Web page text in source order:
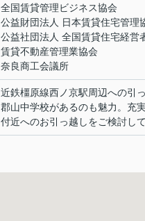
全国賃貸管理ビジネス協会
公益財団法人 日本賃貸住宅管
公益社団法人 全国賃貸住宅経
賃貸不動産管理業協会
奈良商工会議所
近鉄橿原線西ノ京駅周辺への引
郡山中学校があるのも魅力。充
付近へのお引っ越しをご検討し